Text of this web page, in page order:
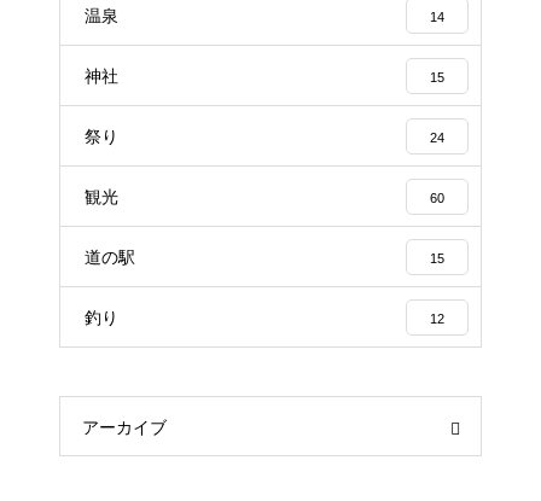
温泉 14
神社 15
祭り 24
観光 60
道の駅 15
釣り 12
アーカイブ